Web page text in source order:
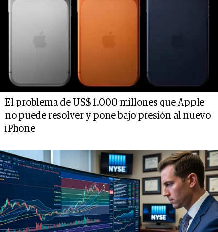
El problema de US$ 1.000 millones que Apple
no puede resolver y pone bajo presión al nuevo
iPhone